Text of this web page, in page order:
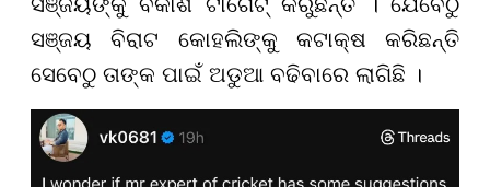
ସଞ୍ଜୟ ବିରାଟ କୋହଲିଙ୍କୁ କଟାକ୍ଷ କରିଛନ୍ତି
ସେବେଠୁ ତାଙ୍କ ପାଇଁ ଅଡୁଆ ବଢିବାରେ ଲାଗିଛି ।